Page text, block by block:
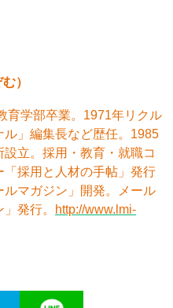
）
育学部卒業。1971年リクル
」編集長など歴任。1985
立。採用・教育・就職コ
採用と人材の手帖」発行
ルマガジン」開発。メール
発行。
http://www.lmi-